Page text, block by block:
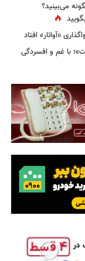
می‌بینید؟
با غم و افسردگی